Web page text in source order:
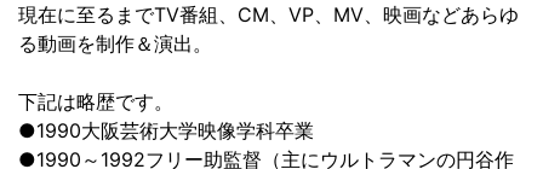
現在に至るまでTV番組、CM、VP、MV、映画などあらゆ
る動画を制作＆演出。
下記は略歴です。
●1990大阪芸術大学映像学科卒業
●1990～1992フリー助監督（主にウルトラマンの円谷作